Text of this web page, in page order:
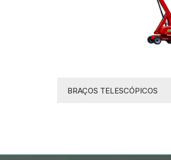
BRAÇOS TELESCÓPICOS